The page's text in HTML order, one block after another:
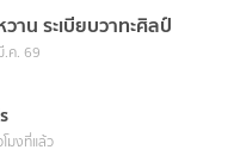
าน ระเบียบวาทะศิลป์
.ค. 69
มงที่แล้ว